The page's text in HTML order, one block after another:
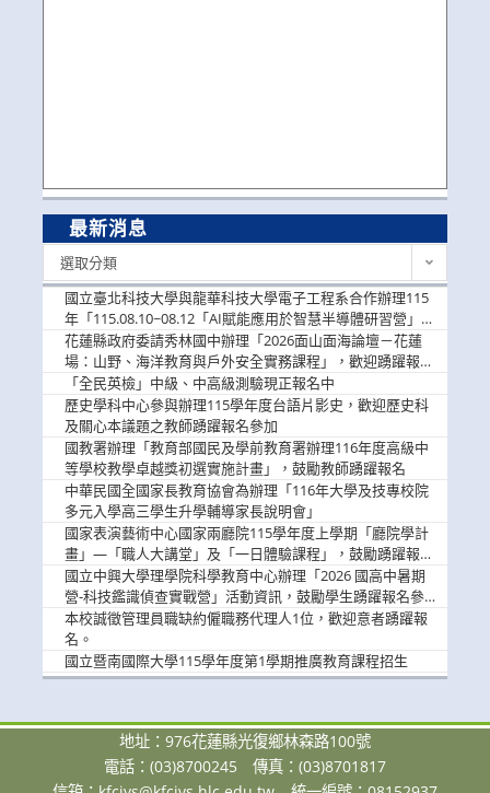
最新消息
選取分類
國立臺北科技大學與龍華科技大學電子工程系合作辦理115
年「115.08.10~08.12「AI賦能應用於智慧半導體研習營」，
歡迎學生踴躍報名參加
花蓮縣政府委請秀林國中辦理「2026面山面海論壇－花蓮
場：山野、海洋教育與戶外安全實務課程」，歡迎踴躍報名
參加
「全民英檢」中級、中高級測驗現正報名中
歷史學科中心參與辦理115學年度台語片影史，歡迎歷史科
及關心本議題之教師踴躍報名參加
國教署辦理「教育部國民及學前教育署辦理116年度高級中
等學校教學卓越獎初選實施計畫」，鼓勵教師踴躍報名
中華民國全國家長教育協會為辦理「116年大學及技專校院
多元入學高三學生升學輔導家長說明會」
國家表演藝術中心國家兩廳院115學年度上學期「廳院學計
畫」—「職人大講堂」及「一日體驗課程」，鼓勵踴躍報名
參與。
國立中興大學理學院科學教育中心辦理「2026 國高中暑期
營-科技鑑識偵查實戰營」活動資訊，鼓勵學生踴躍報名參
加。
本校誠徵管理員職缺約僱職務代理人1位，歡迎意者踴躍報
名。
國立暨南國際大學115學年度第1學期推廣教育課程招生
地址：976花蓮縣光復鄉林森路100號
電話：(03)8700245
傳真：(03)8701817